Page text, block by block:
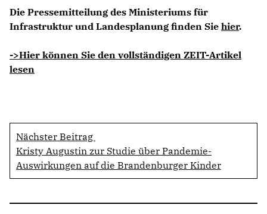
Die Pressemitteilung des Ministeriums für
Infrastruktur und Landesplanung finden Sie hier.
->Hier können Sie den vollständigen ZEIT-Artikel
lesen
Nächster Beitrag
Kristy Augustin zur Studie über Pandemie-
Auswirkungen auf die Brandenburger Kinder